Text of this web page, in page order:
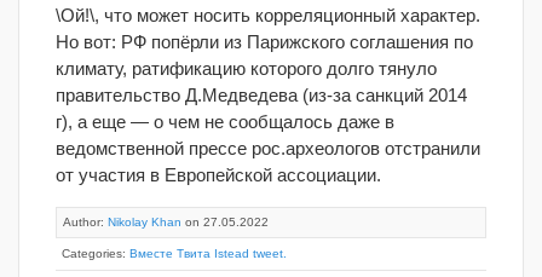
\Ой!\, что может носить корреляционный характер.
Но вот: РФ попёрли из Парижского соглашения по
климату, ратификацию которого долго тянуло
правительство Д.Медведева (из-за санкций 2014
г), а еще — о чем не сообщалось даже в
ведомственной прессе рос.археологов отстранили
от участия в Европейской ассоциации.
Author: Nikolay Khan on 27.05.2022
Categories: Вместе Твита Istead tweet.